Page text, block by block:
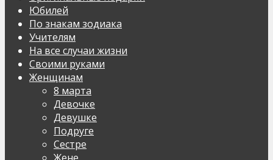
Юбилей
По знакам зодиака
Учителям
На все случаи жизни
Своими руками
Женщинам
8 марта
Девочке
Девушке
Подруге
Сестре